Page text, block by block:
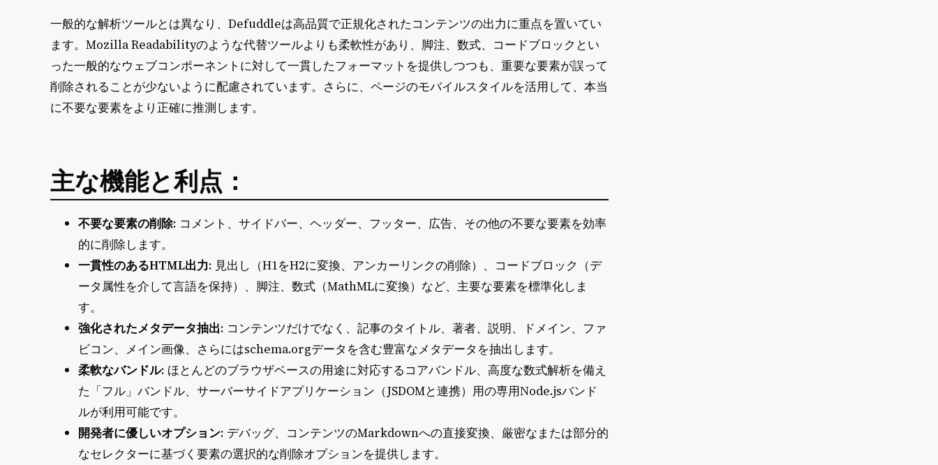
一般的な解析ツールとは異なり、Defuddleは高品質で正規化されたコンテンツの出力に重点を置いてい
ます。Mozilla Readabilityのような代替ツールよりも柔軟性があり、脚注、数式、コードブロックとい
った一般的なウェブコンポーネントに対して一貫したフォーマットを提供しつつも、重要な要素が誤って
削除されることが少ないように配慮されています。さらに、ページのモバイルスタイルを活用して、本当
に不要な要素をより正確に推測します。
主な機能と利点：
不要な要素の削除: コメント、サイドバー、ヘッダー、フッター、広告、その他の不要な要素を効率
的に削除します。
一貫性のあるHTML出力: 見出し（H1をH2に変換、アンカーリンクの削除）、コードブロック（デ
ータ属性を介して言語を保持）、脚注、数式（MathMLに変換）など、主要な要素を標準化しま
す。
強化されたメタデータ抽出: コンテンツだけでなく、記事のタイトル、著者、説明、ドメイン、ファ
ビコン、メイン画像、さらにはschema.orgデータを含む豊富なメタデータを抽出します。
柔軟なバンドル: ほとんどのブラウザベースの用途に対応するコアバンドル、高度な数式解析を備え
た「フル」バンドル、サーバーサイドアプリケーション（JSDOMと連携）用の専用Node.jsバンド
ルが利用可能です。
開発者に優しいオプション: デバッグ、コンテンツのMarkdownへの直接変換、厳密なまたは部分的
なセレクターに基づく要素の選択的な削除オプションを提供します。